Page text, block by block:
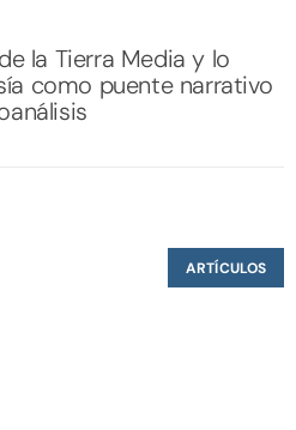
la Tierra Media y lo
como puente narrativo
ARTÍCULOS